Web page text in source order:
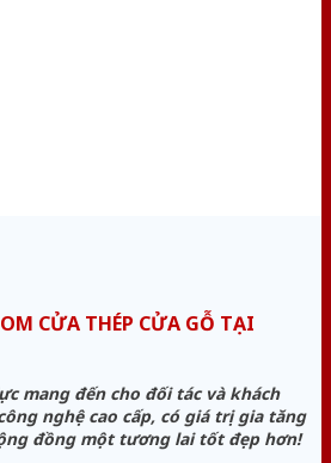
CỬA THÉP CỬA GỖ TẠI
mang đến cho đối tác và khách
nghệ cao cấp, có giá trị gia tăng
đồng một tương lai tốt đẹp hơn!